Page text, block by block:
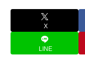
X
LINE